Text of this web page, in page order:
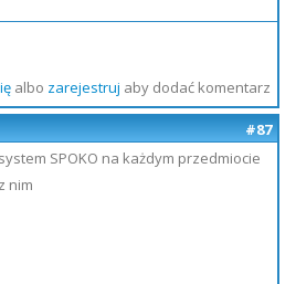
albo zarejestruj aby dodać komentarz
#87
system SPOKO na każdym przedmiocie
z nim